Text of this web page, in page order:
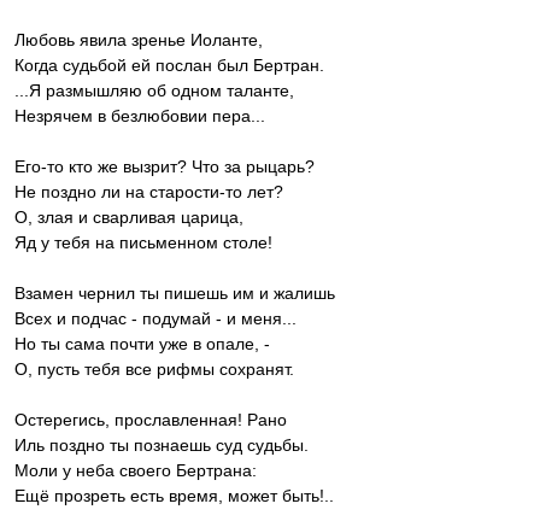
Любовь явила зренье Иоланте,
Когда судьбой ей послан был Бертран.
...Я размышляю об одном таланте,
Незрячем в безлюбовии пера...
Его-то кто же вызрит? Что за рыцарь?
Не поздно ли на старости-то лет?
О, злая и сварливая царица,
Яд у тебя на письменном столе!
Взамен чернил ты пишешь им и жалишь
Всех и подчас - подумай - и меня...
Но ты сама почти уже в опале, -
О, пусть тебя все рифмы сохранят.
Остерегись, прославленная! Рано
Иль поздно ты познаешь суд судьбы.
Моли у неба своего Бертрана:
Ещё прозреть есть время, может быть!..